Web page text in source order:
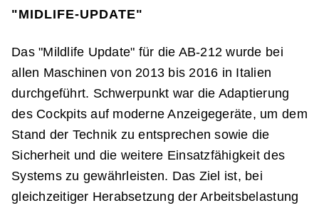
"MIDLIFE-UPDATE"
Das "Mildlife Update" für die AB-212 wurde bei
allen Maschinen von 2013 bis 2016 in Italien
durchgeführt. Schwerpunkt war die Adaptierung
des Cockpits auf moderne Anzeigegeräte, um dem
Stand der Technik zu entsprechen sowie die
Sicherheit und die weitere Einsatzfähigkeit des
Systems zu gewährleisten. Das Ziel ist, bei
gleichzeitiger Herabsetzung der Arbeitsbelastung